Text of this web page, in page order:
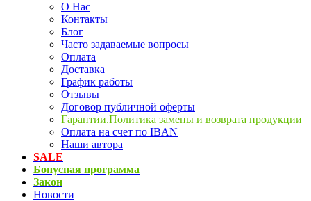
О Нас
Контакты
Блог
Часто задаваемые вопросы
Оплата
Доставка
График работы
Отзывы
Договор публичной оферты
Гарантии.Политика замены и возврата продукции
Оплата на счет по IBAN
Наши автора
SALE
Бонусная программа
Закон
Новости